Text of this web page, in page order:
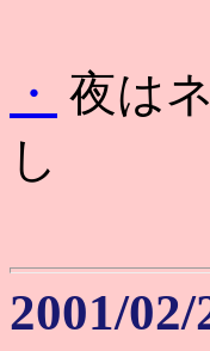
・ 夜は
し
2001/02/